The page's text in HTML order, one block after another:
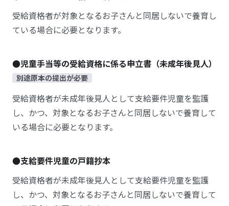
受給資格者が対象となるお子さんと同居しないで養育し
ている場合に必要となります。
●児童手当等の受給資格に係る申立書（未成年後見人）
別途原本の提出が必要
受給資格者が未成年後見人として支給要件児童を監護
し、かつ、対象となるお子さんと同居しないで養育して
いる場合に必要となります。
●支給要件児童の戸籍抄本
受給資格者が未成年後見人として支給要件児童を監護
し、かつ、対象となるお子さんと同居しないで養育して